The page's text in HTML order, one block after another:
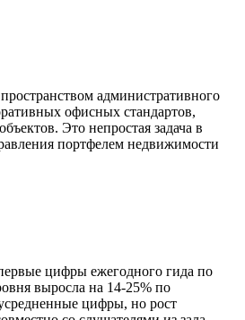
административного
офисных стандартов,
Это непростая задача в
портфелем недвижимости
цифры ежегодного гида по
выросла на 14-25% по
цифры, но рост